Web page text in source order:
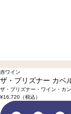
赤ワイン
ザ・プリズナー カベ
ザ・プリズナー・ワイン・カ
¥16,720（税込）